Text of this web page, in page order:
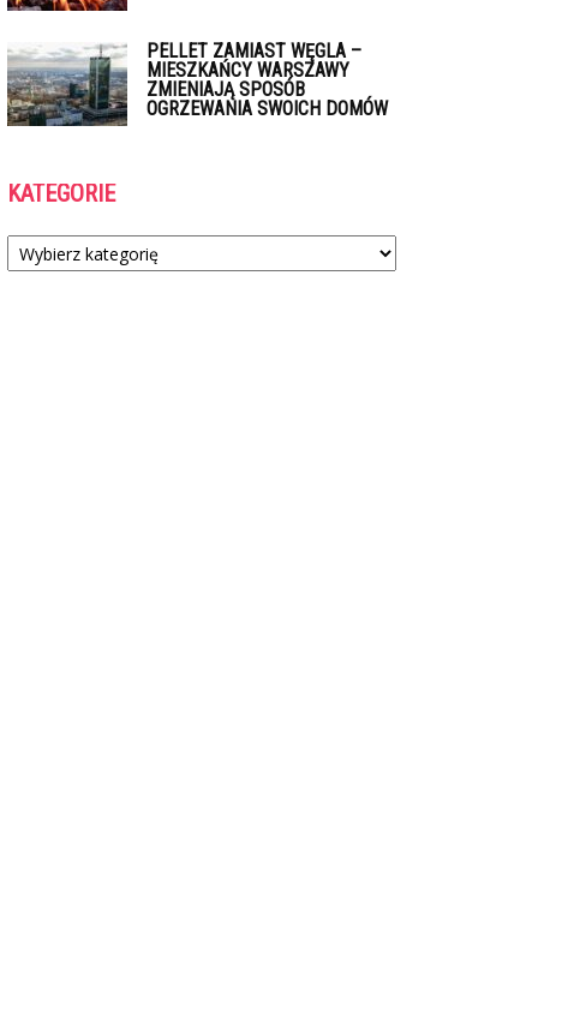
PELLET ZAMIAST WĘGLA –
MIESZKAŃCY WARSZAWY
ZMIENIAJĄ SPOSÓB
OGRZEWANIA SWOICH DOMÓW
KATEGORIE
Kategorie